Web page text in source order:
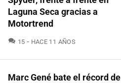
Laguna Seca gracias a
Motortrend
15 COMENTARIOS
HACE 11 AÑOS
Marc Gené bate el récord de